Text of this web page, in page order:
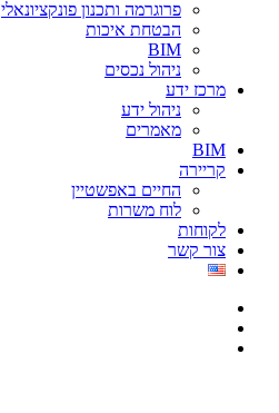
פרוגרמה ותכנון פונקציונאלי
הבטחת איכות
BIM
ניהול נכסים
מרכז ידע
ניהול ידע
מאמרים
BIM
קריירה
החיים באפשטיין
לוח משרות
לקוחות
צור קשר